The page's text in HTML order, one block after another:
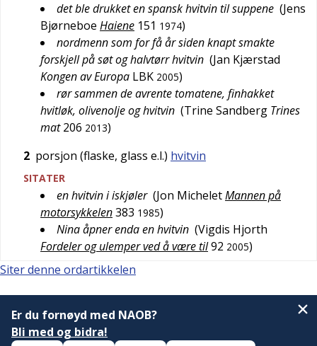
det ble drukket en spansk hvitvin til suppene (Jens
Bjørneboe Haiene 151 1974)
nordmenn som for få år siden knapt smakte
forskjell på søt og halvtørr hvitvin (Jan Kjærstad
Kongen av Europa LBK 2005)
rør sammen de avrente tomatene, finhakket
hvitløk, olivenolje og hvitvin (Trine Sandberg Trines
mat 206 2013)
2 porsjon (flaske, glass e.l.) hvitvin
SITATER
en hvitvin i iskjøler (Jon MicheletMannen på
motorsykkelen383 1985)
Nina åpner enda en hvitvin (Vigdis Hjorth
Fordeler og ulemper ved å være til92 2005)
Siter denne ordartikkelen
Er du fornøyd med NAOB?
Bli med og bidra!